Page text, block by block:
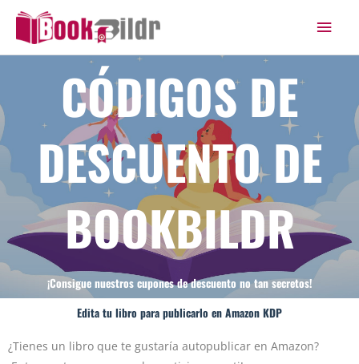
contenido
CÓDIGOS DE
DESCUENTO DE
BOOKBILDR
¡Consigue nuestros cupones de descuento no tan secretos!
Edita tu libro para publicarlo en Amazon KDP
¿Tienes un libro que te gustaría autopublicar en Amazon?